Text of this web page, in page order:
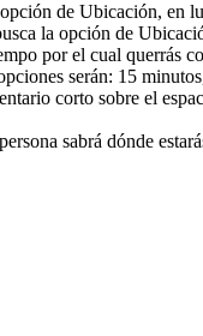
de Ubicación, en
la opción de
por el cual querrás
serán: 15
corto sobre el
sabrá dónde